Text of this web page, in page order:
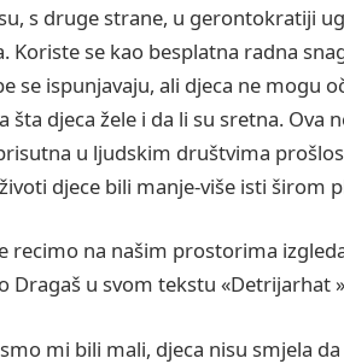
s druge strane, u gerontokratiji
Koriste se kao besplatna radna
se ispunjavaju, ali djeca ne mogu
šta djeca žele i da li su sretna. Ova
u ljudskim društvima
djece bili manje-više isti širom
recimo na našim prostorima
Dragaš u svom tekstu «Detrijarhat
smo mi bili mali, djeca nisu smjela